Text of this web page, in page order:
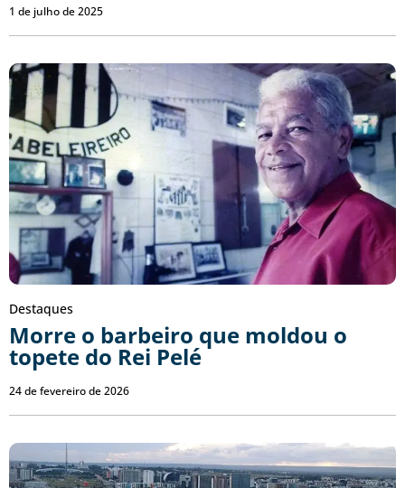
1 de julho de 2025
Destaques
Morre o barbeiro que moldou o
topete do Rei Pelé
24 de fevereiro de 2026